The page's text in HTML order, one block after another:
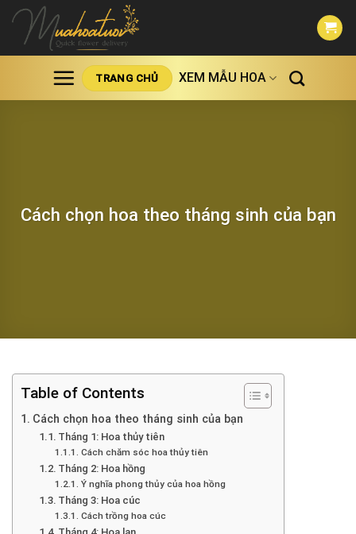
Skip
content
TRANG CHỦ XEM MẪU HOA
Cách chọn hoa theo tháng sinh của bạn
Table of Contents
Cách chọn hoa theo tháng sinh của bạn
Tháng 1: Hoa thủy tiên
Cách chăm sóc hoa thủy tiên
Tháng 2: Hoa hồng
Ý nghĩa phong thủy của hoa hồng
Tháng 3: Hoa cúc
Cách trồng hoa cúc